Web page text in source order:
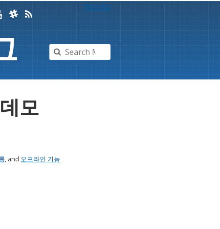
Mozilla
모
, and 오프라인 기능